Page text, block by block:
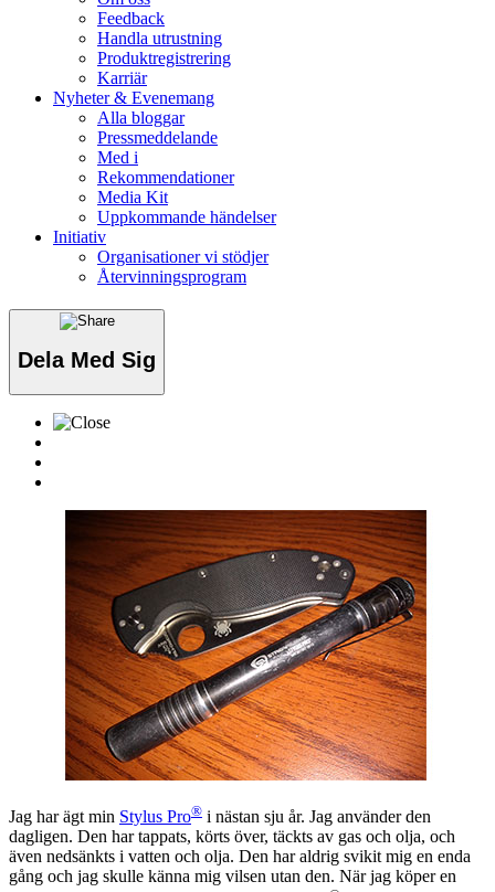
Feedback
Handla utrustning
Produktregistrering
Karriär
Nyheter & Evenemang
Alla bloggar
Pressmeddelande
Med i
Rekommendationer
Media Kit
Uppkommande händelser
Initiativ
Organisationer vi stödjer
Återvinningsprogram
Dela Med Sig
Jag har ägt min Stylus Pro® i nästan sju år. Jag använder den
dagligen. Den har tappats, körts över, täckts av gas och olja, och
även nedsänkts i vatten och olja. Den har aldrig svikit mig en enda
gång och jag skulle känna mig vilsen utan den. När jag köper en